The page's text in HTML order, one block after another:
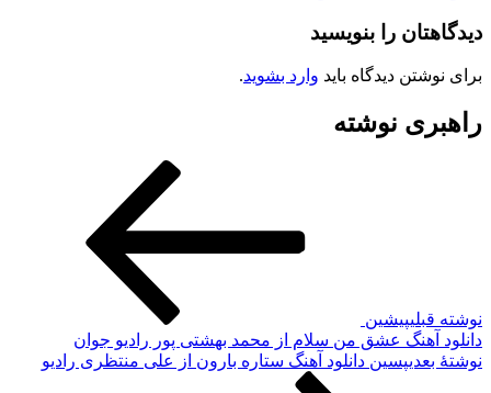
دیدگاهتان را بنویسید
برای نوشتن دیدگاه باید وارد بشوید.
راهبری نوشته
نوشته قبلیپیشین
دانلود آهنگ عشق من سلام از محمد بهشتی پور رادیو جوان
نوشته‌ٔ بعدیپسین دانلود آهنگ ستاره بارون از علی منتظری رادیو